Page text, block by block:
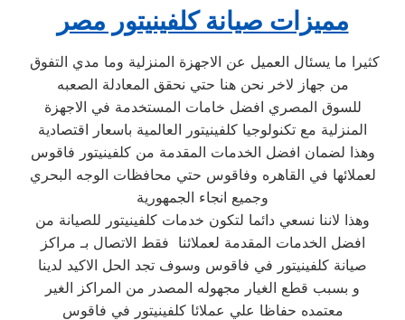
مميزات صيانة كلفينيتور مصر
من جهاز لاخر نحن هنا حتي نحقق المعادلة الصعبه
للسوق المصري افضل خامات المستخدمة في الاجهزة
المنزلية مع تكنولوجيا كلفينيتور العالمية باسعار اقتصادية
وهذا لضمان افضل الخدمات المقدمة من كلفينيتور فاقوس
لعملائها في القاهره وفاقوس حتي محافظات الوجه البحري
وجميع انجاء الجمهورية
وهذا لاننا نسعي دائما لتكون خدمات كلفينيتور للصيانة من
افضل الخدمات المقدمة لعملائنا فقط الاتصال بـ مراكز
صيانة كلفينيتور في فاقوس وسوف تجد الحل الاكيد لدينا
و بسبب قطع الغيار مجهوله المصدر من المراكز الغير
معتمده حفاظا علي عملائا كلفينيتور في فاقوس